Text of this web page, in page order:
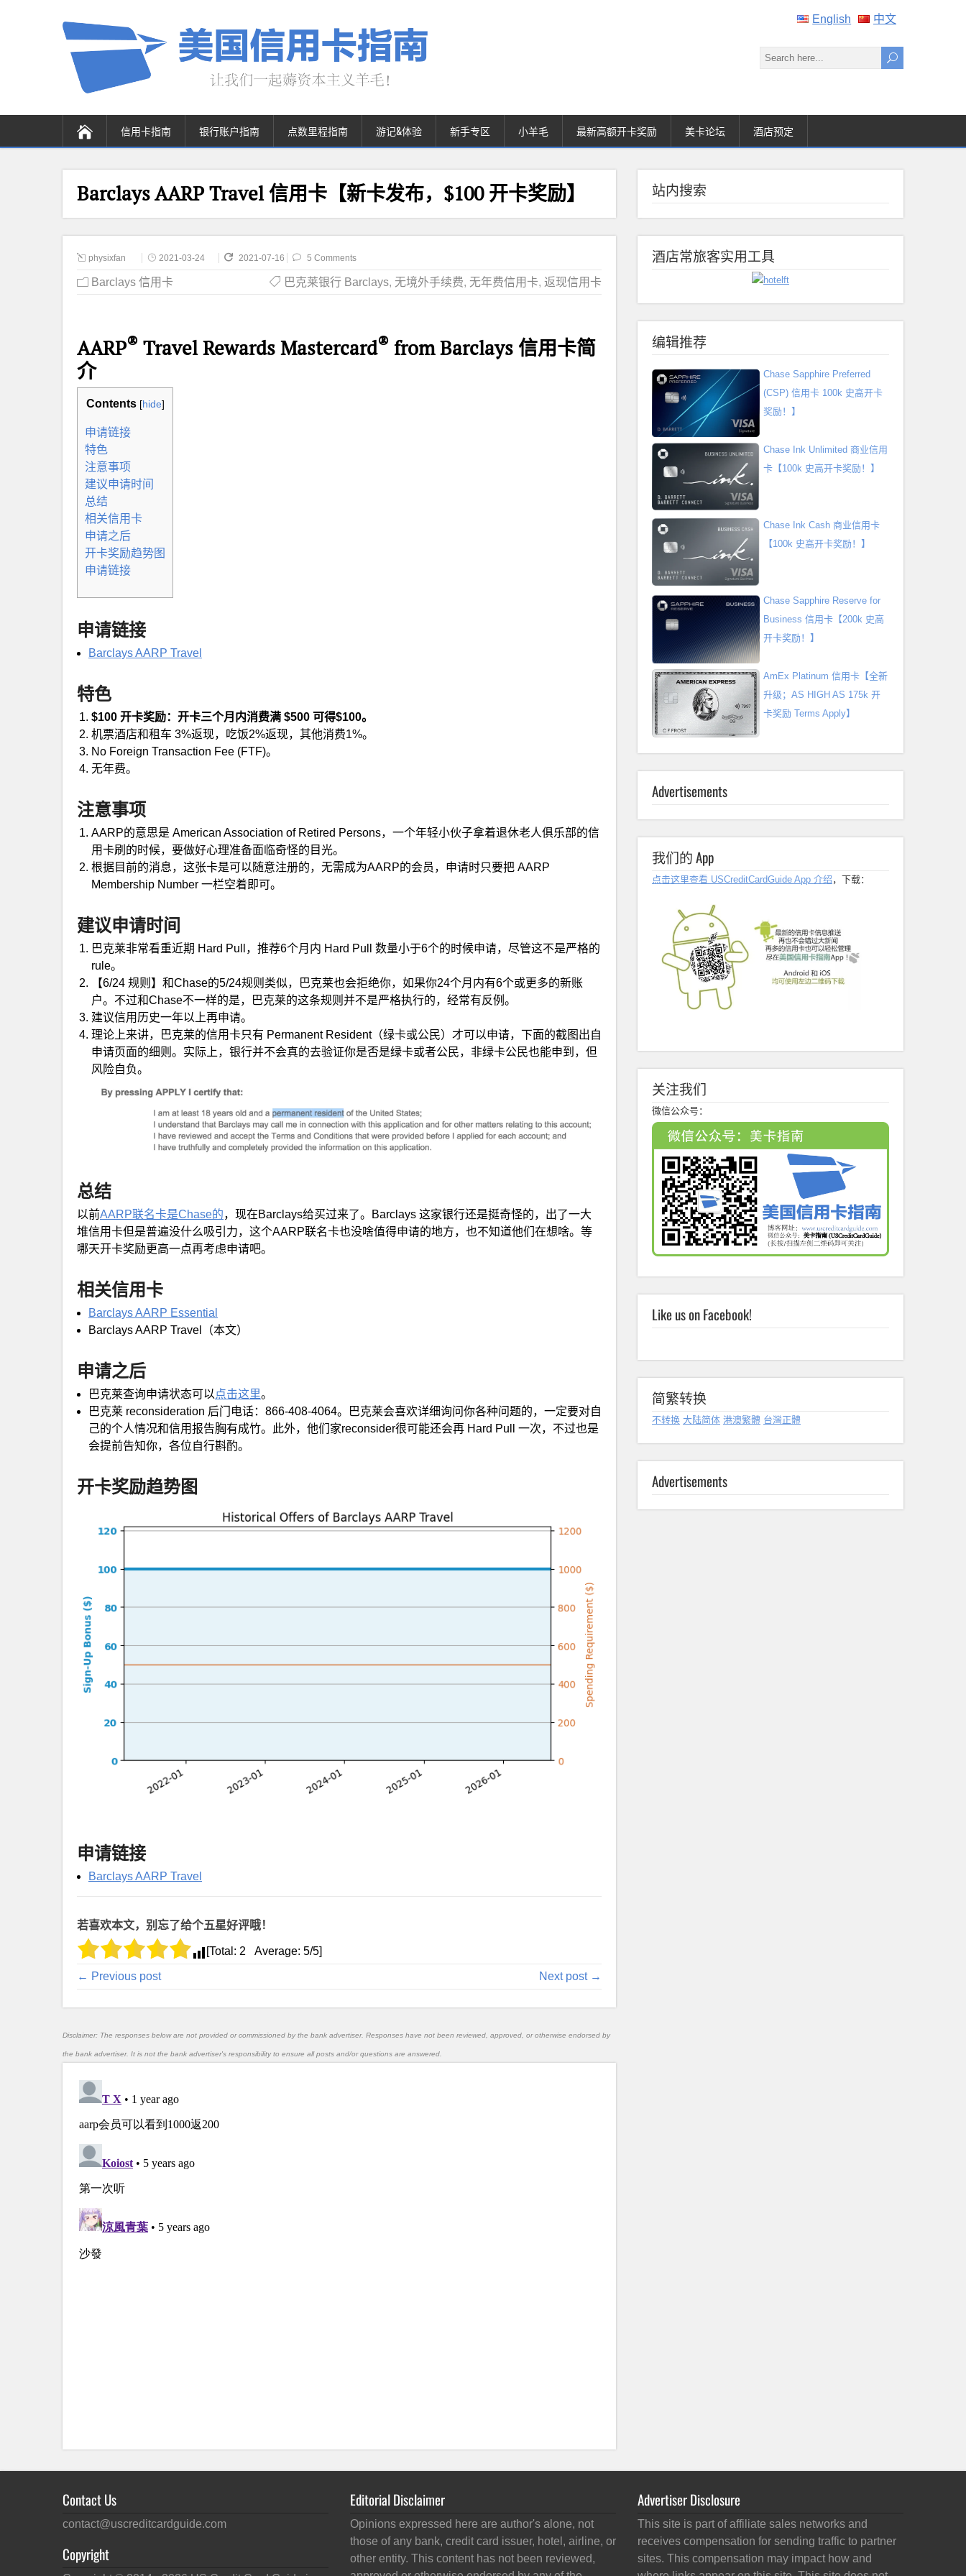
English 中文
信用卡指南 银行账户指南 点数里程指南 游记&体验 新手专区 小羊毛 最新高额开卡奖励 美卡论坛 酒店预定
Barclays AARP Travel 信用卡【新卡发布，$100 开卡奖励】
physixfan 2021-03-24 2021-07-16 5 Comments
Barclays 信用卡 巴克莱银行 Barclays, 无境外手续费, 无年费信用卡, 返现信用卡
AARP® Travel Rewards Mastercard® from Barclays 信用卡简
介
Contents [hide]
申请链接
特色
注意事项
建议申请时间
总结
相关信用卡
申请之后
开卡奖励趋势图
申请链接
申请链接
Barclays AARP Travel
特色
$100 开卡奖励：开卡三个月内消费满 $500 可得$100。
机票酒店和租车 3%返现，吃饭2%返现，其他消费1%。
No Foreign Transaction Fee (FTF)。
无年费。
注意事项
AARP的意思是 American Association of Retired Persons，一个年轻小伙子拿着退休老人俱乐部的信
用卡刷的时候，要做好心理准备面临奇怪的目光。
根据目前的消息，这张卡是可以随意注册的，无需成为AARP的会员，申请时只要把 AARP
Membership Number 一栏空着即可。
建议申请时间
巴克莱非常看重近期 Hard Pull，推荐6个月内 Hard Pull 数量小于6个的时候申请，尽管这不是严格的
rule。
【6/24 规则】和Chase的5/24规则类似，巴克莱也会拒绝你，如果你24个月内有6个或更多的新账
户。不过和Chase不一样的是，巴克莱的这条规则并不是严格执行的，经常有反例。
建议信用历史一年以上再申请。
理论上来讲，巴克莱的信用卡只有 Permanent Resident（绿卡或公民）才可以申请，下面的截图出自
申请页面的细则。实际上，银行并不会真的去验证你是否是绿卡或者公民，非绿卡公民也能申到，但
风险自负。
总结
以前AARP联名卡是Chase的，现在Barclays给买过来了。Barclays 这家银行还是挺奇怪的，出了一大
堆信用卡但是普遍没什么吸引力，这个AARP联名卡也没啥值得申请的地方，也不知道他们在想啥。等
哪天开卡奖励更高一点再考虑申请吧。
相关信用卡
Barclays AARP Essential
Barclays AARP Travel（本文）
申请之后
巴克莱查询申请状态可以点击这里。
巴克莱 reconsideration 后门电话：866-408-4064。巴克莱会喜欢详细询问你各种问题的，一定要对自
己的个人情况和信用报告胸有成竹。此外，他们家reconsider很可能还会再 Hard Pull 一次，不过也是
会提前告知你，各位自行斟酌。
开卡奖励趋势图
申请链接
Barclays AARP Travel
若喜欢本文，别忘了给个五星好评哦！
[Total: 2 Average: 5/5]
← Previous post Next post →
Disclaimer: The responses below are not provided or commissioned by the bank advertiser. Responses have not been reviewed, approved, or otherwise endorsed by
the bank advertiser. It is not the bank advertiser's responsibility to ensure all posts and/or questions are answered.
站内搜索
酒店常旅客实用工具
编辑推荐
Chase Sapphire Preferred
(CSP) 信用卡 100k 史高开卡
奖励！】
Chase Ink Unlimited 商业信用
卡【100k 史高开卡奖励！】
Chase Ink Cash 商业信用卡
【100k 史高开卡奖励！】
Chase Sapphire Reserve for
Business 信用卡【200k 史高
开卡奖励！】
AmEx Platinum 信用卡【全新
升级；AS HIGH AS 175k 开
卡奖励 Terms Apply】
Advertisements
我们的 App
点击这里查看 USCreditCardGuide App 介绍 ，下载：
关注我们
微信公众号：
Like us on Facebook!
简繁转换
不转换 大陆简体 港澳繁體 台灣正體
Advertisements
Contact Us
contact@uscreditcardguide.com
Copyright
Editorial Disclaimer
Opinions expressed here are author's alone, not
those of any bank, credit card issuer, hotel, airline, or
other entity. This content has not been reviewed,
Advertiser Disclosure
This site is part of affiliate sales networks and
receives compensation for sending traffic to partner
sites. This compensation may impact how and